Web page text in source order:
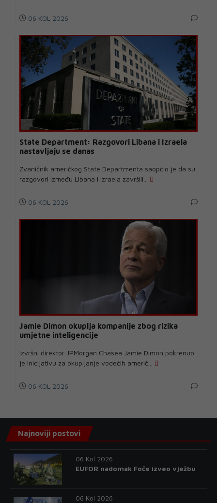
06 KOL 2026
State Department: Razgovori Libana i Izraela
nastavljaju se danas
Zvaničnik američkog State Departmenta saopćio je da su
razgovori između Libana i Izraela završili...
06 KOL 2026
Jamie Dimon okuplja kompanije zbog rizika
umjetne inteligencije
Izvršni direktor JPMorgan Chasea Jamie Dimon pokrenuo
je inicijativu za okupljanje vodećih američ...
06 KOL 2026
Najnoviji postovi
06 Kol 2026
EUFOR nadomak Foče izveo vježbu
06 Kol 2026